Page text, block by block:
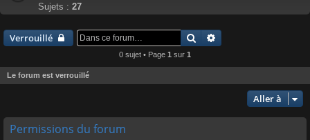
c
r
Sujets : 27
Verrouillé Rechercher
0 sujet • Page 1 sur 1
Le forum est verrouillé
Aller à
Permissions du forum